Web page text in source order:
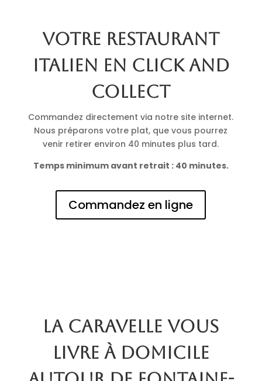
Votre restaurant
italien en click and
collect
Commandez directement via notre site internet.
Nous préparons votre plat, que vous pourrez
venir retirer environ 40 minutes plus tard.
Temps minimum avant retrait : 40 minutes.
Commandez en ligne
La Caravelle vous
livre à domicile